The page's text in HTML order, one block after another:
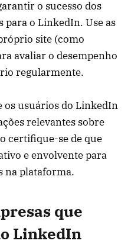
o sucesso dos
para o LinkedIn. Use as
site (como
avaliar o desempenho
regularmente.
os usuários do LinkedIn
relevantes sobre
certifique-se de que
e envolvente para
na plataforma.
que
LinkedIn